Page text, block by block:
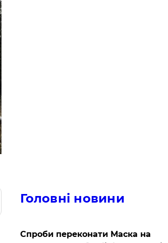
Головні новини
​Спроби переконати Маска на